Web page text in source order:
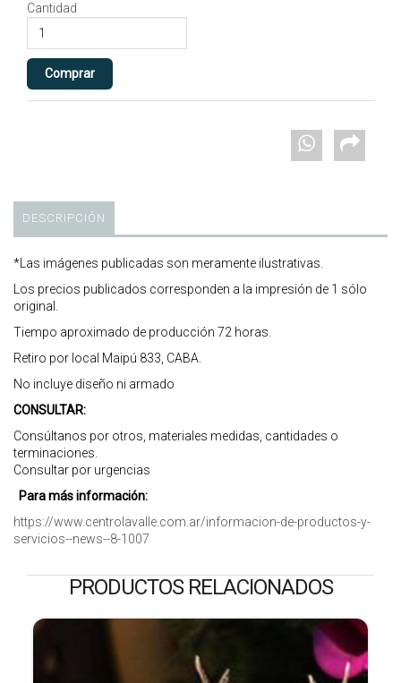
Cantidad
DESCRIPCIÓN
*Las imágenes publicadas son meramente ilustrativas.
Los precios publicados corresponden a la impresión de 1 sólo
original.
Tiempo aproximado de producción 72 horas.
Retiro por local Maipú 833, CABA.
No incluye diseño ni armado
CONSULTAR:
Consúltanos por otros, materiales medidas, cantidades o
terminaciones.
Consultar por urgencias
Para más información:
https://www.centrolavalle.com.ar/informacion-de-productos-y-
servicios--news--8-1007
PRODUCTOS RELACIONADOS